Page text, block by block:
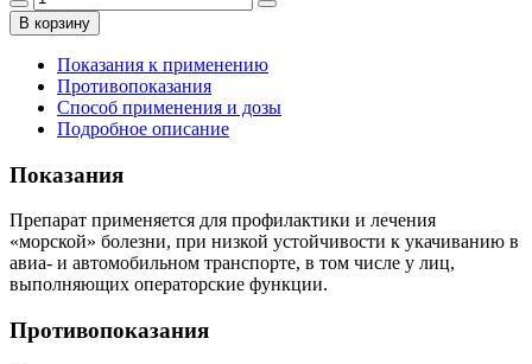
В корзину
Показания к применению
Противопоказания
Способ применения и дозы
Подробное описание
Показания
Препарат применяется для профилактики и лечения
«морской» болезни, при низкой устойчивости к укачиванию в
авиа- и автомобильном транспорте, в том числе у лиц,
выполняющих операторские функции.
Противопоказания